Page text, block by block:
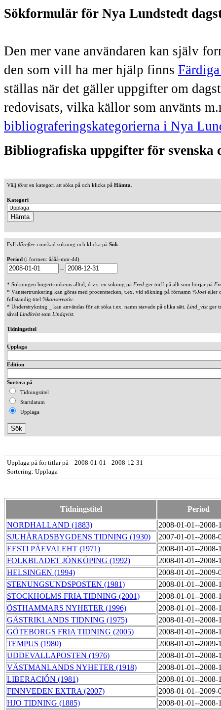
Sökformulär för Nya Lundstedt
Den mer vane användaren kan själv
den som vill ha mer hjälp finns
ställas när det gäller uppgifter om
redovisats, vilka källor som använts
bibliograferingskategorierna i Nya
Bibliografiska uppgifter för svenska
Välj försten kategori att söka på och klicka på Hämta
Kategori
Fyll därefteri önskad sökning och klicka på Sök
Period (i formen: åååå-mm-dd)
--
* Sökningen högertrunkeras alltid, d.v.s. en söknng på Fred ger träff på allt som börjar på
* Vänstertrunkering kan göras med procenttecken, t.ex. vid sökning på förnamn %Joel eller
fullständig titel %konservativ
* Understrykning _ kan användas för att söka t.ex. namn stavade på olika sätt. Lind_vistger
såväl Lindkvistsom Lindqvist.
Tidningstitel
Upplaga
Edition
Sortera på
Tidningstitel
Startdatum
Upplaga
Upplaga på för titlar på 2008-01-01- -2008-12-31
Sortering: Upplaga
Tidningstitel
Period
NORDHALLAND (1883)
2008-01-01--
SJUHÄRADSBYGDENS TIDNING (1930)
2007-01-01--
EESTI PÄEVALEHT (1971)
2008-01-01--
FOLKBLADET JÖNKÖPING (1992)
2008-01-01--
HELSINGEN (1994)
2008-01-01--
STENUNGSUNDSPOSTEN (1981)
2008-01-01--
STOCKHOLMS FRIA TIDNING (2001)
2008-01-01--
ÖSTHAMMARS NYHETER (1996)
2008-01-01--
GÄSTRIKLANDS TIDNING (1975)
2008-01-01--
GÖTEBORGS FRIA TIDNING (2005)
2008-01-01--
TEMPUS (1980)
2008-01-01--
UDDEVALLAPOSTEN (1976)
2008-01-01--
VÄSTMANLANDS NYHETER (1918)
2008-01-01--
LIBERACIÓN (1981)
2008-01-01--
FINNVEDEN EXTRA (2007)
2008-01-01--
HJO TIDNING (1885)
2008-01-01--